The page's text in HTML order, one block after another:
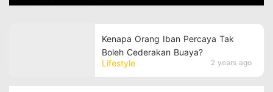
Lifestyle 2 years ago
Kenapa Orang Iban Percaya Tak
Boleh Cederakan Buaya?